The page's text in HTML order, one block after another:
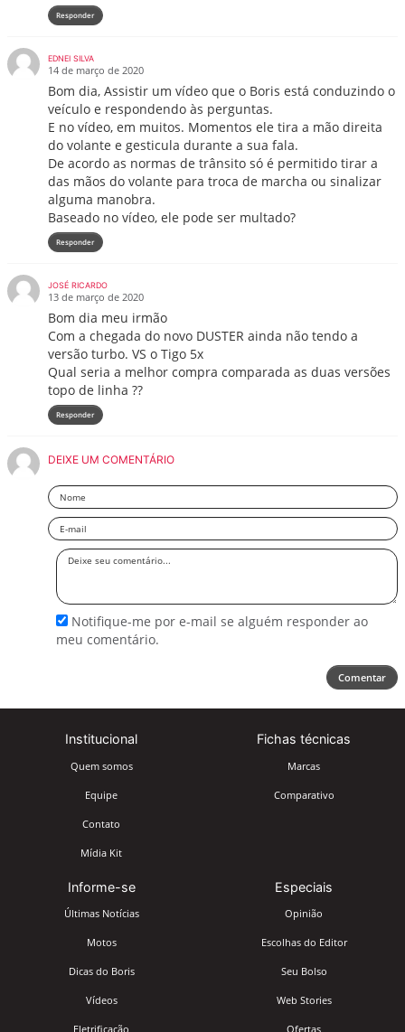
Responder
EDNEI SILVA
14 de março de 2020
Bom dia, Assistir um vídeo que o Boris está conduzindo o
veículo e respondendo às perguntas.
E no vídeo, em muitos. Momentos ele tira a mão direita
do volante e gesticula durante a sua fala.
De acordo as normas de trânsito só é permitido tirar a
das mãos do volante para troca de marcha ou sinalizar
alguma manobra.
Baseado no vídeo, ele pode ser multado?
Responder
JOSÉ RICARDO
13 de março de 2020
Bom dia meu irmão
Com a chegada do novo DUSTER ainda não tendo a
versão turbo. VS o Tigo 5x
Qual seria a melhor compra comparada as duas versões
topo de linha ??
Responder
DEIXE UM COMENTÁRIO
Nome
Email
Deixe
Notifique-me por e-mail se alguém responder ao
meu comentário.
Comentar
Institucional
Quem somos
Equipe
Contato
Mídia Kit
Fichas técnicas
Marcas
Comparativo
Informe-se
Últimas Notícias
Motos
Dicas do Boris
Vídeos
Eletrificação
Especiais
Opinião
Escolhas do Editor
Seu Bolso
Web Stories
Ofertas